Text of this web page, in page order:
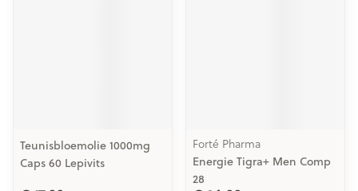
Teunisbloemolie 1000mg
Caps 60 Lepivits
Forté Pharma
Energie Tigra+ Men Comp
28